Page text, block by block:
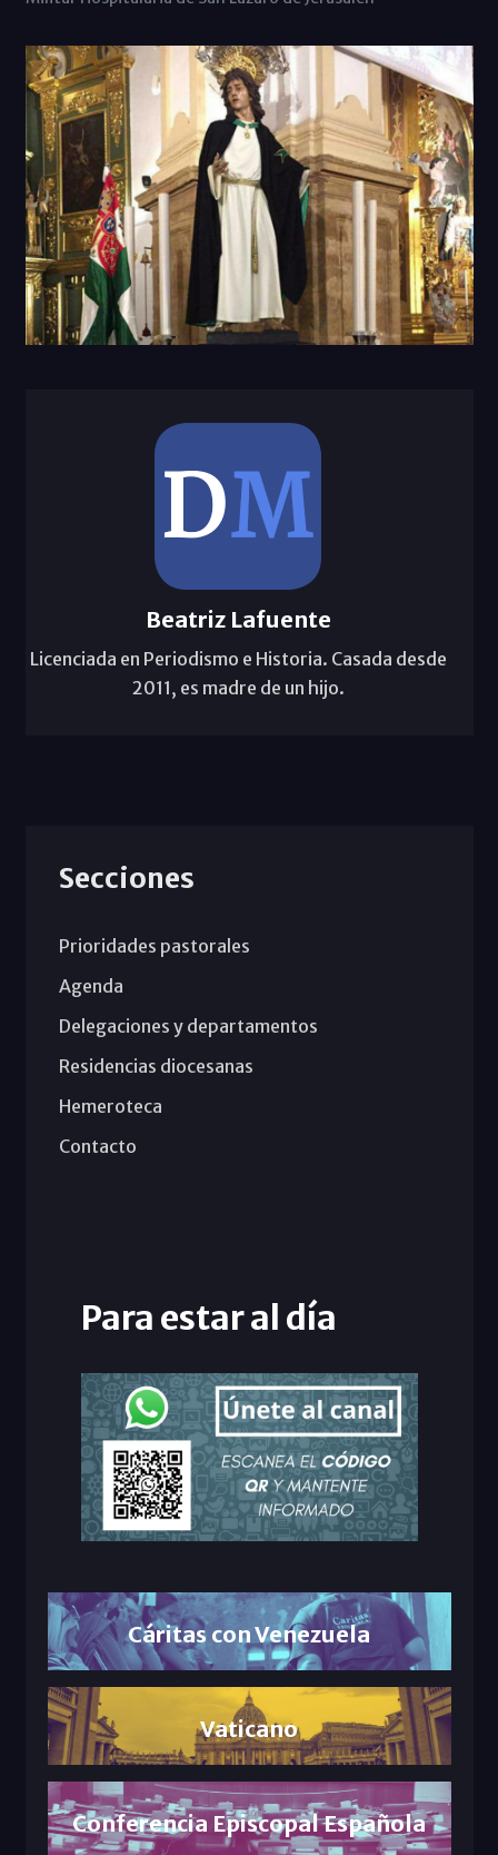
Beatriz Lafuente
Licenciada en Periodismo e Historia. Casada desde
2011, es madre de un hijo.
Secciones
Prioridades pastorales
Agenda
Delegaciones y departamentos
Residencias diocesanas
Hemeroteca
Contacto
Para estar al día
Cáritas con Venezuela
Vaticano
Conferencia Episcopal Española